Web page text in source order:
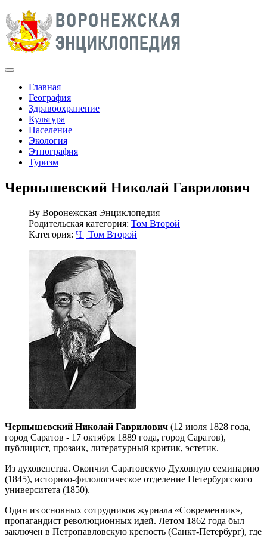
Главная
География
Здравоохранение
Культура
Население
Экология
Этнография
Туризм
Чернышевский Николай Гаврилович
By Воронежская Энциклопедия
Родительская категория: Том Второй
Категория: Ч | Том Второй
Чернышевский Николай Гаврилович (12 июля 1828 года,
город Саратов - 17 октября 1889 года, город Саратов),
публицист, прозаик, литературный критик, эстетик.
Из духовенства. Окончил Саратовскую Духовную семинарию
(1845), историко-филологическое отделение Петербургского
университета (1850).
Один из основных сотрудников журнала «Современник»,
пропагандист революционных идей. Летом 1862 года был
заключен в Петропавловскую крепость (Санкт-Петербург), где